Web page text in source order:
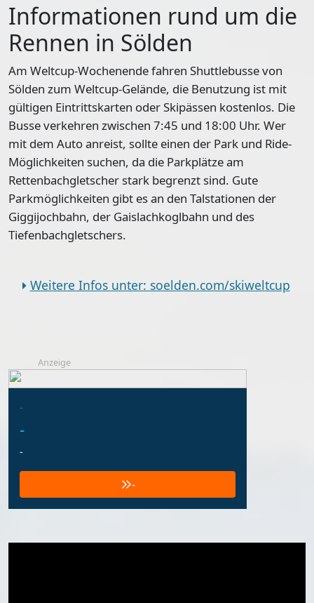
Informationen rund um die
Rennen in Sölden
Am Weltcup-Wochenende fahren Shuttlebussevon
Sölden zum Weltcup-Gelände, die Benutzung ist mit
gültigen Eintrittskarten oder Skipässen kostenlos. Die
Busse verkehren zwischen 7:45 und 18:00 Uhr. Wer
mit dem Auto anreist, sollte einen der Park und Ride-
Möglichkeiten suchen, da die Parkplätze am
Rettenbachgletscher stark begrenzt sind. Gute
Parkmöglichkeiten gibt es an den Talstationen der
Giggijochbahn, der Gaislachkoglbahn und des
Tiefenbachgletschers.
Weitere Infos unter: soelden.com/skiweltcup
Anzeige
-
-
-
-